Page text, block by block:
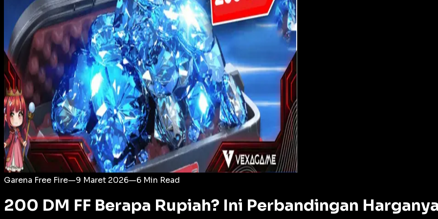
Login
Garena Free Fire—9 Maret 2026—6 Min Read
200 DM FF Berapa Rupiah? Ini Perbandingan